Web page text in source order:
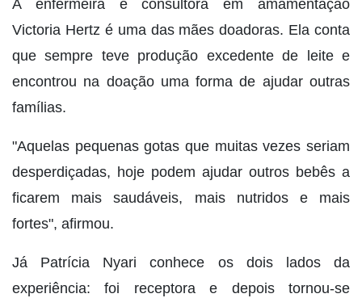
A enfermeira e consultora em amamentação
Victoria Hertz é uma das mães doadoras. Ela conta
que sempre teve produção excedente de leite e
encontrou na doação uma forma de ajudar outras
famílias.
"Aquelas pequenas gotas que muitas vezes seriam
desperdiçadas, hoje podem ajudar outros bebês a
ficarem mais saudáveis, mais nutridos e mais
fortes", afirmou.
Já Patrícia Nyari conhece os dois lados da
experiência: foi receptora e depois tornou-se